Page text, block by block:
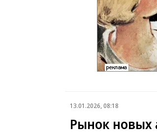
13.01.2026, 08:18
Рынок новых